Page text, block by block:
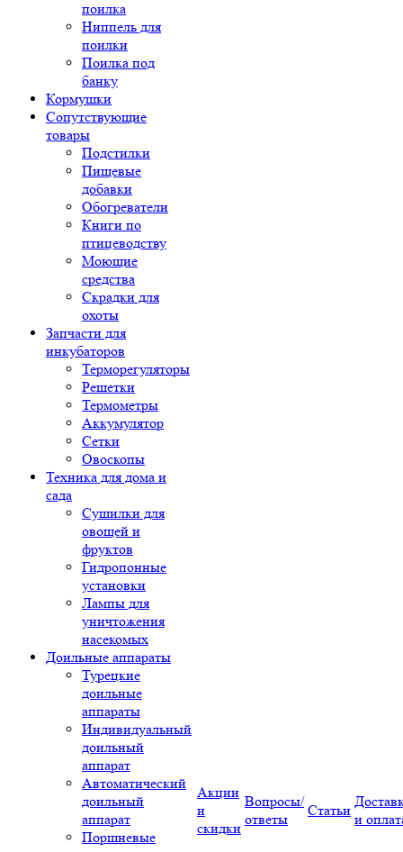
поилка
Ниппель для
поилки
Поилка под
банку
Кормушки
Сопутствующие
товары
Подстилки
Пищевые
добавки
Обогреватели
Книги по
птицеводству
Моющие
средства
Скрадки для
охоты
Запчасти для
инкубаторов
Терморегуляторы
Решетки
Термометры
Аккумулятор
Сетки
Овоскопы
Техника для дома и
сада
Сушилки для
овощей и
фруктов
Гидропонные
установки
Лампы для
уничтожения
насекомых
Доильные аппараты
Турецкие
доильные
аппараты
Индивидуальный
доильный
аппарат
Автоматический
доильный
аппарат
Поршневые
Акции
и
скидки
Вопросы/
ответы
Статьи
и